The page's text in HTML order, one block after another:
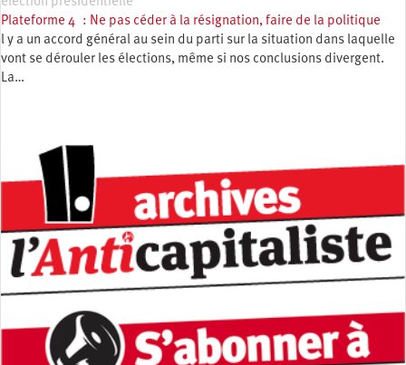
Plateforme 4 : Ne pas céder à la résignation, faire de la politique
l y a un accord général au sein du parti sur la situation dans laquelle
vont se dérouler les élections, même si nos conclusions divergent.
La…